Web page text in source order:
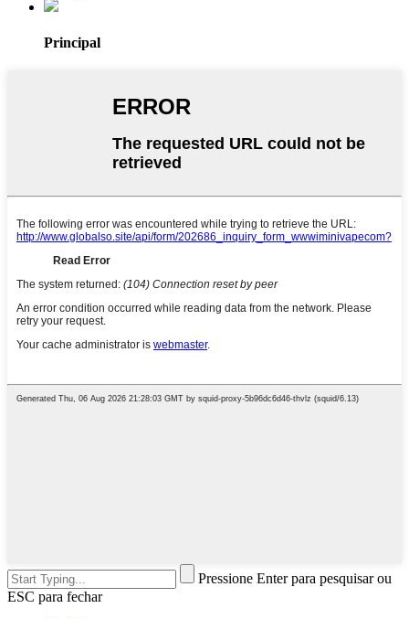
Principal
Pressione Enter para pesquisar ou
ESC para fechar